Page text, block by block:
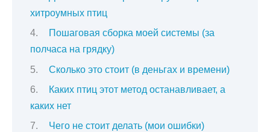
хитроумных птиц
Пошаговая сборка моей системы (за
полчаса на грядку)
Сколько это стоит (в деньгах и времени)
Каких птиц этот метод останавливает, а
каких нет
Чего не стоит делать (мои ошибки)